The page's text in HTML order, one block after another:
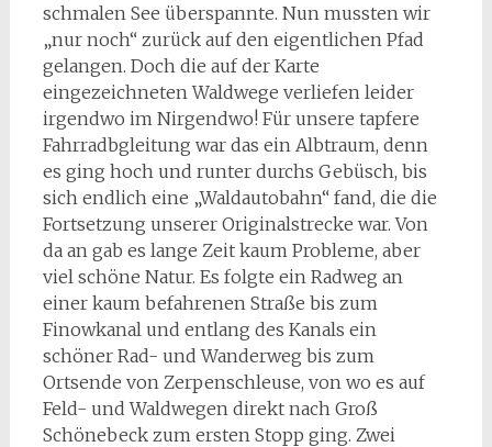
schmalen See überspannte. Nun mussten wir
„nur noch“ zurück auf den eigentlichen Pfad
gelangen. Doch die auf der Karte
eingezeichneten Waldwege verliefen leider
irgendwo im Nirgendwo! Für unsere tapfere
Fahrradbgleitung war das ein Albtraum, denn
es ging hoch und runter durchs Gebüsch, bis
sich endlich eine „Waldautobahn“ fand, die die
Fortsetzung unserer Originalstrecke war. Von
da an gab es lange Zeit kaum Probleme, aber
viel schöne Natur. Es folgte ein Radweg an
einer kaum befahrenen Straße bis zum
Finowkanal und entlang des Kanals ein
schöner Rad- und Wanderweg bis zum
Ortsende von Zerpenschleuse, von wo es auf
Feld- und Waldwegen direkt nach Groß
Schönebeck zum ersten Stopp ging. Zwei